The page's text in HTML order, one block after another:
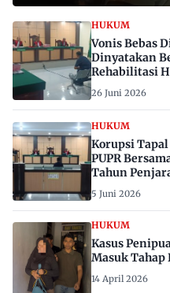
HUKUM
Vonis Bebas
Dinyatakan
Rehabilitasi
26 Juni 2026
HUKUM
Korupsi
PUPR
Tahun
5 Juni 2026
HUKUM
Kasus
Masuk
14 April 2026